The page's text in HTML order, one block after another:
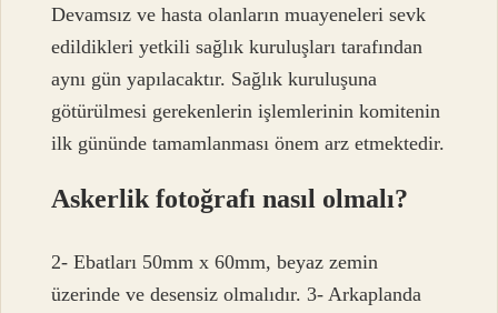
Devamsız ve hasta olanların muayeneleri sevk
edildikleri yetkili sağlık kuruluşları tarafından
aynı gün yapılacaktır. Sağlık kuruluşuna
götürülmesi gerekenlerin işlemlerinin komitenin
ilk gününde tamamlanması önem arz etmektedir.
Askerlik fotoğrafı nasıl olmalı?
2- Ebatları 50mm x 60mm, beyaz zemin
üzerinde ve desensiz olmalıdır. 3- Arkaplanda